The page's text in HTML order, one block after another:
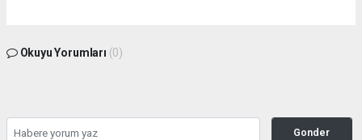
Okuyu Yorumları (0)
Gonder